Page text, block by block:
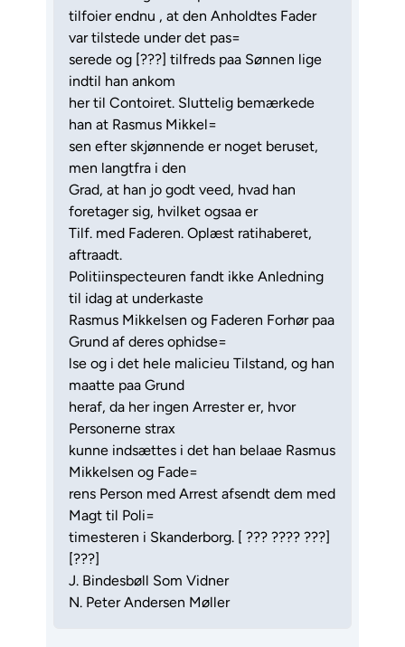
tilfoier endnu , at den Anholdtes Fader
var tilstede under det pas=
serede og [???] tilfreds paa Sønnen lige
indtil han ankom
her til Contoiret. Sluttelig bemærkede
han at Rasmus Mikkel=
sen efter skjønnende er noget beruset,
men langtfra i den
Grad, at han jo godt veed, hvad han
foretager sig, hvilket ogsaa er
Tilf. med Faderen. Oplæst ratihaberet,
aftraadt.
Politiinspecteuren fandt ikke Anledning
til idag at underkaste
Rasmus Mikkelsen og Faderen Forhør paa
Grund af deres ophidse=
lse og i det hele malicieu Tilstand, og han
maatte paa Grund
heraf, da her ingen Arrester er, hvor
Personerne strax
kunne indsættes i det han belaae Rasmus
Mikkelsen og Fade=
rens Person med Arrest afsendt dem med
Magt til Poli=
timesteren i Skanderborg. [ ??? ???? ???]
[???]
J. Bindesbøll Som Vidner
N. Peter Andersen Møller